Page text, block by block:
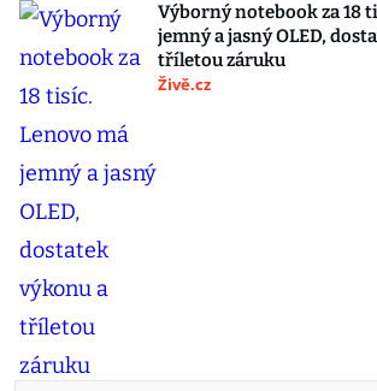
Výborný notebook za 18
jemný a jasný OLED,
tříletou záruku
Živě.cz